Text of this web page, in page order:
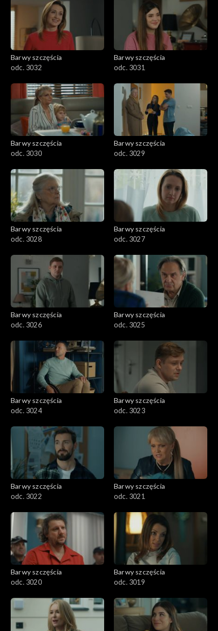
Barwy szczęścia
odc. 3032
Barwy szczęścia
odc. 3031
Barwy szczęścia
odc. 3030
Barwy szczęścia
odc. 3029
Barwy szczęścia
odc. 3028
Barwy szczęścia
odc. 3027
Barwy szczęścia
odc. 3026
Barwy szczęścia
odc. 3025
Barwy szczęścia
odc. 3024
Barwy szczęścia
odc. 3023
Barwy szczęścia
odc. 3022
Barwy szczęścia
odc. 3021
Barwy szczęścia
odc. 3020
Barwy szczęścia
odc. 3019